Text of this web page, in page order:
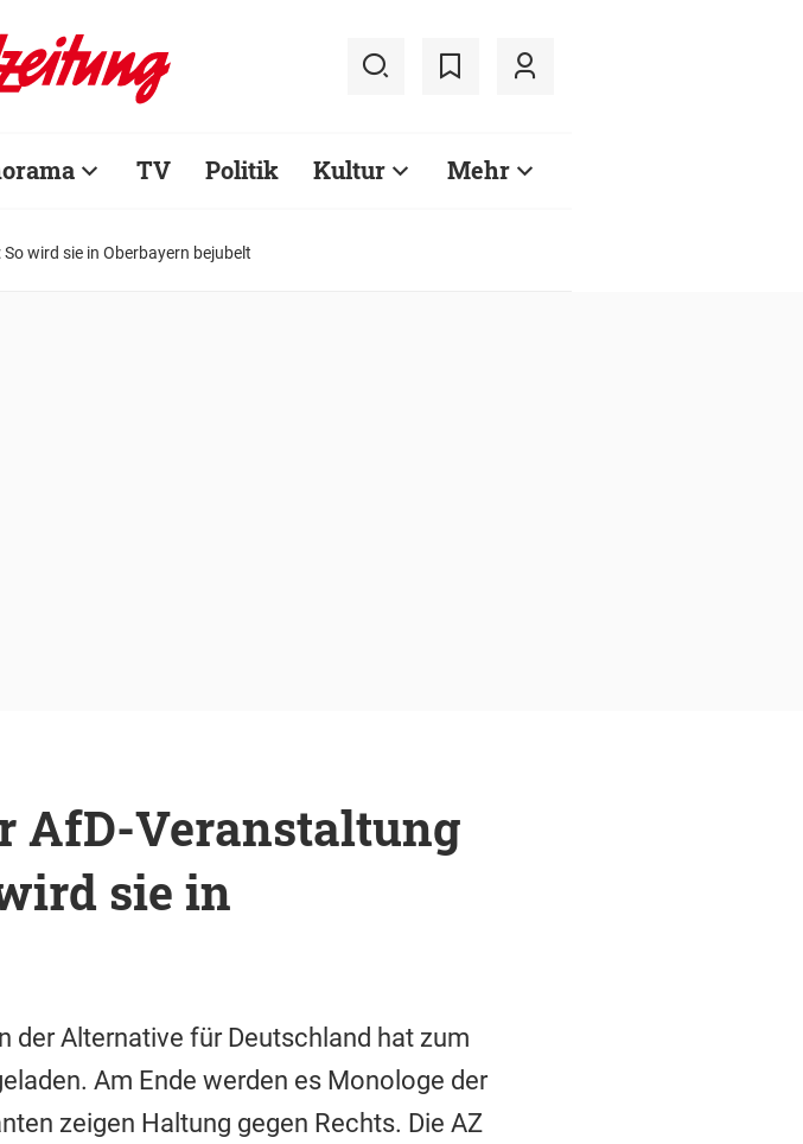
TV Politik Kultur Mehr
wird sie in Oberbayern bejubelt
AfD-Veranstaltung
sie in
der Alternative für Deutschland hat zum
Am Ende werden es Monologe der
zeigen Haltung gegen Rechts. Die AZ